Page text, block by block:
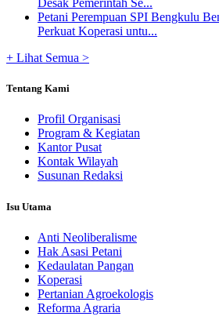
Desak Pemerintah Se...
Petani Perempuan SPI Bengkulu
Perkuat Koperasi untu...
+ Lihat Semua >
Tentang Kami
Profil Organisasi
Program & Kegiatan
Kantor Pusat
Kontak Wilayah
Susunan Redaksi
Isu Utama
Anti Neoliberalisme
Hak Asasi Petani
Kedaulatan Pangan
Koperasi
Pertanian Agroekologis
Reforma Agraria